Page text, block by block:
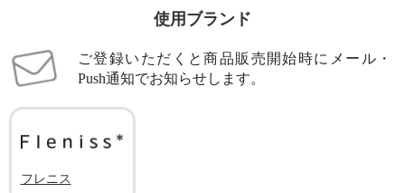
使用ブランド
ご登録いただくと商品販売開始時にメール・
Push通知でお知らせします。
フレニス